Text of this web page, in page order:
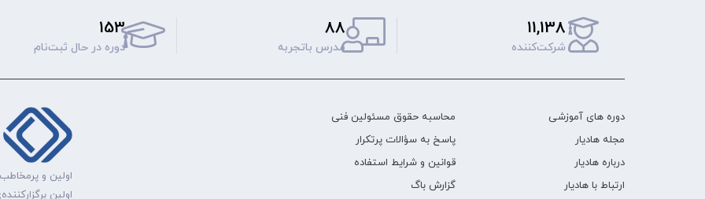
11,138
شرکت‌کننده
88
مدرس باتجربه
153
دوره‌ در حال ثبت‌نام
دوره های آموزشی
مجله هادیار
درباره هادیار
ارتباط با هادیار
محاسبه حقوق مسئولین فنی
پاسخ به سؤالات پرتکرار
قوانین و شرایط استفاده
گزارش باگ
اولین و
اولین